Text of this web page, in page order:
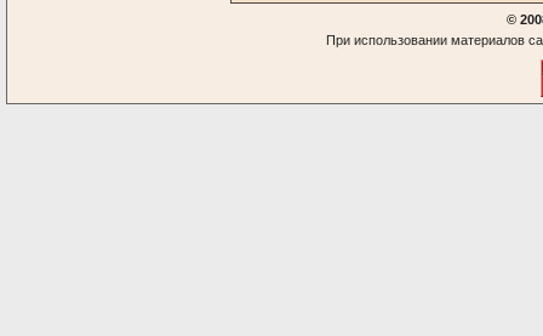
©
При использовании материалов